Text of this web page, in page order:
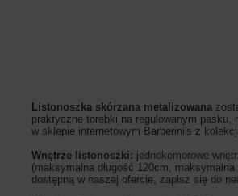
Listonoszka skórzana metalizowana
praktyczne torebki na regulowanym
w sklepie internetowym Barberini's z
Wnętrze listonoszki: jednokomorowe
(maksymalna długość 120cm,
dostępną w naszej ofercie, zapisz się do